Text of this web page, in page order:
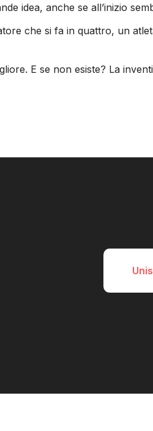
idea, anche se all’inizio
che si fa in quattro, un
E se non esiste? La